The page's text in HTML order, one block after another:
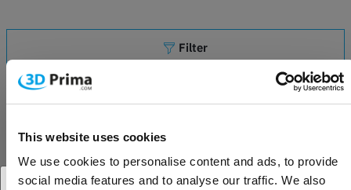
This website uses cookies
We use cookies to personalise content and ads, to provide
social media features and to analyse our traffic. We also
Filter
3DXTech ThermaX™ PEKK